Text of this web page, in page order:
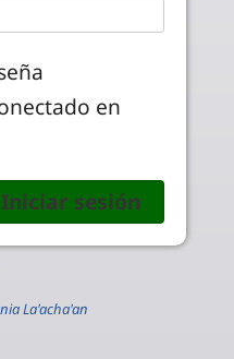
en
La'acha'an